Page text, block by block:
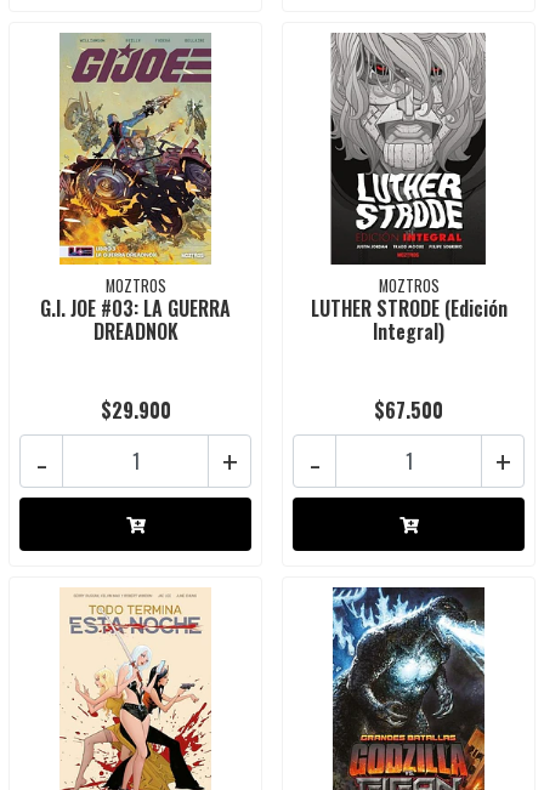
MOZTROS
G.I. JOE #03: LA GUERRA
DREADNOK
$29.900
+
-
MOZTROS
LUTHER STRODE (Edición
Integral)
$67.500
+
-